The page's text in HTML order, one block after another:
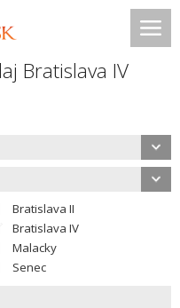
Bratislava IV
Bratislava II
Bratislava IV
Malacky
Senec